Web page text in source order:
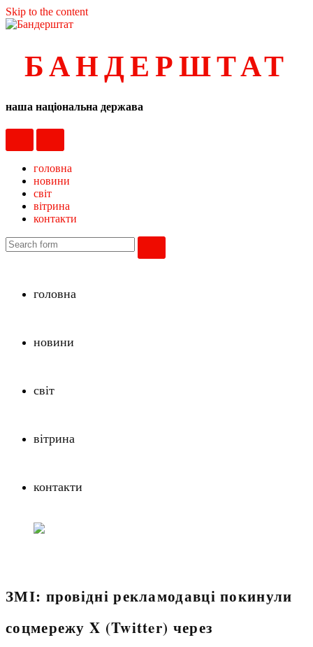
Skip to the content
БАНДЕРШТАТ
наша національна держава
the
mobile
menu
the
search
field
головна
новини
світ
вітрина
контакти
головна
новини
світ
вітрина
контакти
ЗМІ: провідні рекламодавці покинули
соцмережу X (Twitter) через